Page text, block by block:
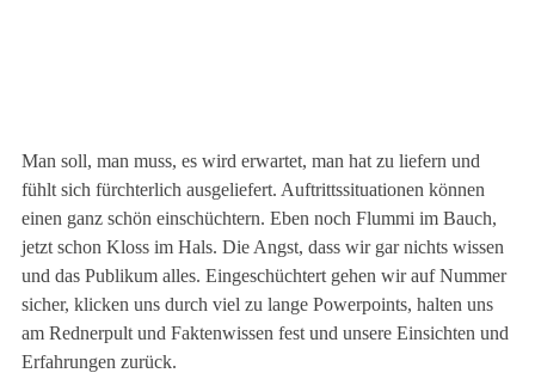
Man soll, man muss, es wird erwartet, man hat zu liefern und
fühlt sich fürchterlich ausgeliefert. Auftrittssituationen können
einen ganz schön einschüchtern. Eben noch Flummi im Bauch,
jetzt schon Kloss im Hals. Die Angst, dass wir gar nichts wissen
und das Publikum alles. Eingeschüchtert gehen wir auf Nummer
sicher, klicken uns durch viel zu lange Powerpoints, halten uns
am Rednerpult und Faktenwissen fest und unsere Einsichten und
Erfahrungen zurück.